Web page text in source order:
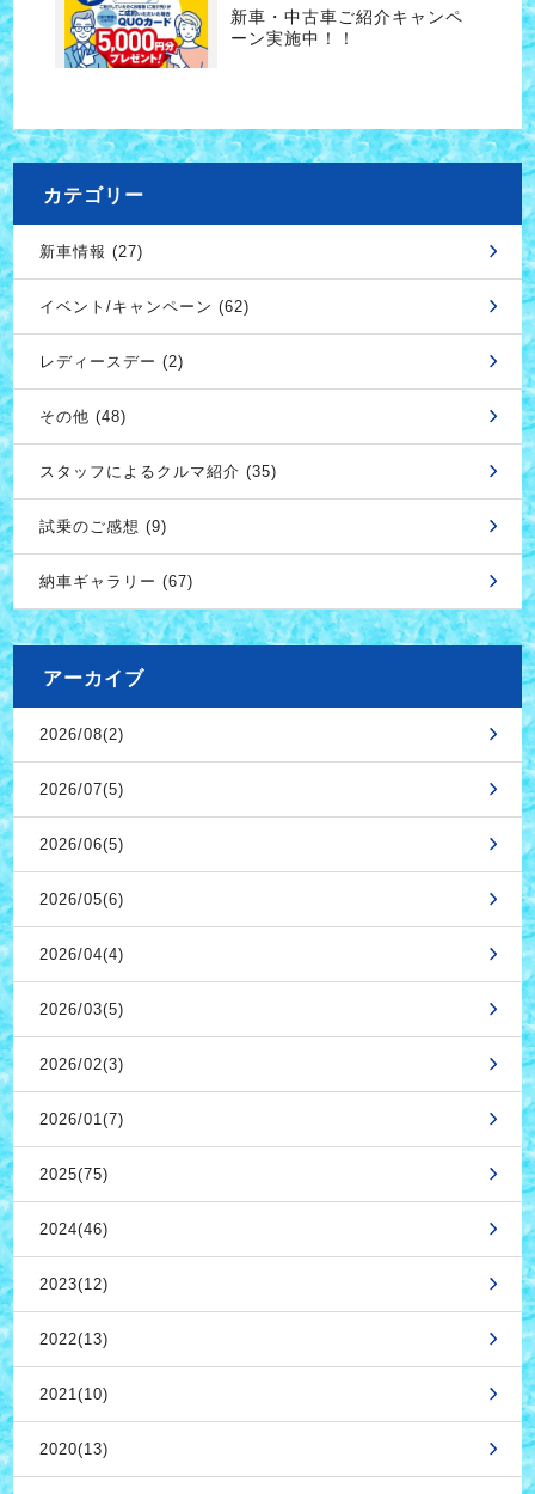
新車・中古車ご紹介キャンペ
ーン実施中！！
カテゴリー
新車情報 (27)
イベント/キャンペーン (62)
レディースデー (2)
その他 (48)
スタッフによるクルマ紹介 (35)
試乗のご感想 (9)
納車ギャラリー (67)
アーカイブ
2026/08(2)
2026/07(5)
2026/06(5)
2026/05(6)
2026/04(4)
2026/03(5)
2026/02(3)
2026/01(7)
2025(75)
2024(46)
2023(12)
2022(13)
2021(10)
2020(13)